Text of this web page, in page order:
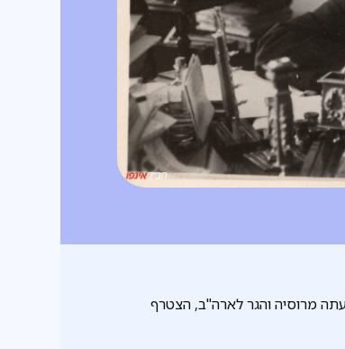
מרוסיה והגר לארה"ב, הצטרף